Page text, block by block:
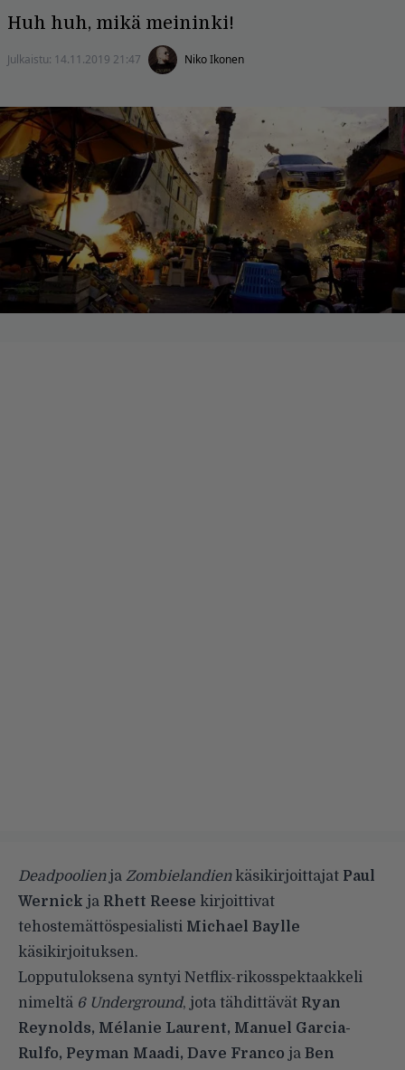
Huh huh, mikä meininki!
Julkaistu: 14.11.2019 21:47 Niko Ikonen
Deadpoolienja Zombielandienkäsikirjoittajat Paul
Wernick ja Rhett Reese kirjoittivat
tehostemättöspesialisti Michael Baylle
käsikirjoituksen.
Lopputuloksena syntyi Netflix-rikosspektaakkeli
nimeltä 6 Underground, jota tähdittävät Ryan
Reynolds, Mélanie Laurent, Manuel Garcia-
Rulfo, Peyman Maadi, Dave Franco ja Ben